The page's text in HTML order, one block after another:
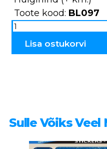
Toote kood: BL097
Käevõru
BL097
kogus
Lisa ostukorvi
Sulle Võiks Veel